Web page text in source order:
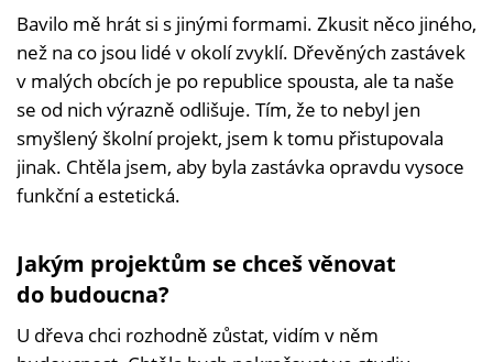
Bavilo mě hrát si s jinými formami. Zkusit něco jiného,
než na co jsou lidé v okolí zvyklí. Dřevěných zastávek
v malých obcích je po republice spousta, ale ta naše
se od nich výrazně odlišuje. Tím, že to nebyl jen
smyšlený školní projekt, jsem k tomu přistupovala
jinak. Chtěla jsem, aby byla zastávka opravdu vysoce
funkční a estetická.
Jakým projektům se chceš věnovat
do budoucna?
U dřeva chci rozhodně zůstat, vidím v něm